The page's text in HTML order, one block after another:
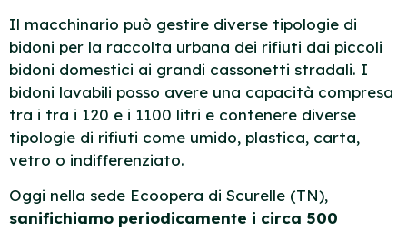
Il macchinario può gestire diverse tipologie di
bidoni per la raccolta urbana dei rifiuti dai piccoli
bidoni domestici ai grandi cassonetti stradali. I
bidoni lavabili posso avere una capacità compresa
tra i tra i 120 e i 1100 litri e contenere diverse
tipologie di rifiuti come umido, plastica, carta,
vetro o indifferenziato.
Oggi nella sede Ecoopera di Scurelle (TN),
sanifichiamo periodicamente i circa 500